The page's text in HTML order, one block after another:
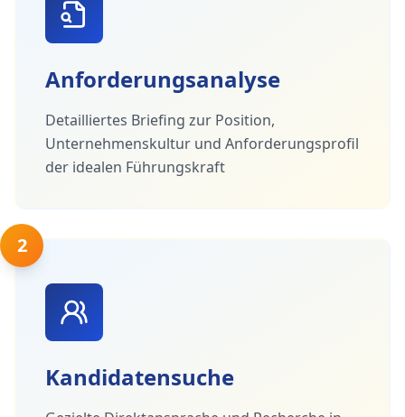
Anforderungsanalyse
Detailliertes Briefing zur Position,
Unternehmenskultur und Anforderungsprofil
der idealen Führungskraft
2
Kandidatensuche